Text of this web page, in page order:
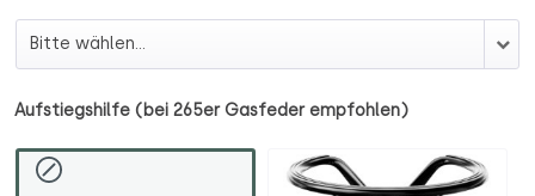
Rollen
Aufstiegshilfe (bei 265er Gasfeder empfohlen)